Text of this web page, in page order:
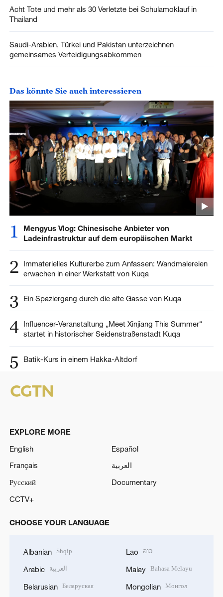
Acht Tote und mehr als 30 Verletzte bei Schulamoklauf in
Thailand
Saudi-Arabien, Türkei und Pakistan unterzeichnen
gemeinsames Verteidigungsabkommen
Das könnte Sie auch interessieren
1
Mengyus Vlog: Chinesische Anbieter von
Ladeinfrastruktur auf dem europäischen Markt
2
Immaterielles Kulturerbe zum Anfassen: Wandmalereien
erwachen in einer Werkstatt von Kuqa
3 Ein Spaziergang durch die alte Gasse von Kuqa
4 Influencer-Veranstaltung „Meet Xinjiang This Summer“
startet in historischer Seidenstraßenstadt Kuqa
5 Batik-Kurs in einem Hakka-Altdorf
EXPLORE MORE
English
Español
Français
العربية
Русский
Documentary
CCTV+
CHOOSE YOUR LANGUAGE
Albanian Shqip
Arabic العربية
Belarusian Беларуская
Lao ລາວ
Malay Bahasa Melayu
Mongolian Монгол